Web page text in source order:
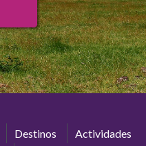
Destinos
Actividades